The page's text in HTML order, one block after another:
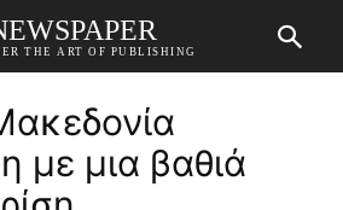
THE ART OF PUBLISHING
με μια βαθιά